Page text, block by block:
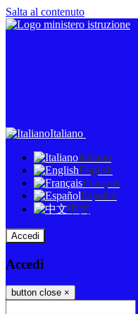
Salta al contenuto
Italiano
Italiano
English
Français
Español
中文
Accedi
Accedi
button close ×